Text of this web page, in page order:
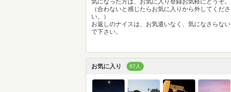
（合わないと感じたらお気に入りから外してくださ
い。）
お返しのナイスは、お気遣いなく、気になさらない
で下さい。
お気に入り 67人